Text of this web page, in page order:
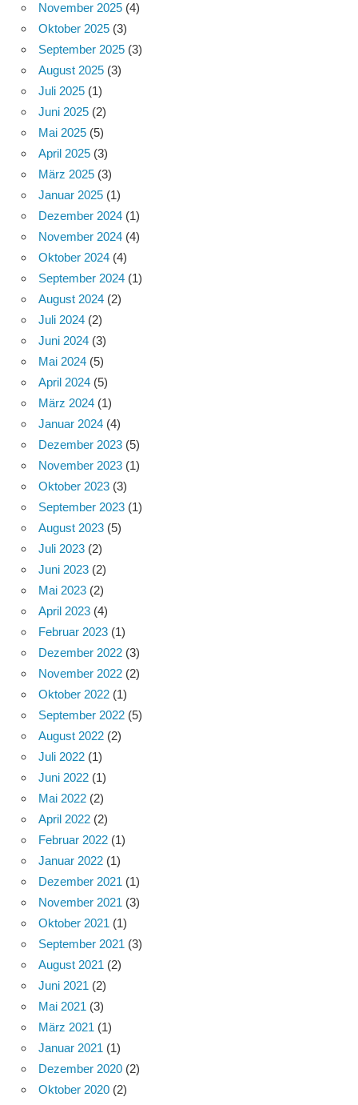
November 2025 (4)
Oktober 2025 (3)
September 2025 (3)
August 2025 (3)
Juli 2025 (1)
Juni 2025 (2)
Mai 2025 (5)
April 2025 (3)
März 2025 (3)
Januar 2025 (1)
Dezember 2024 (1)
November 2024 (4)
Oktober 2024 (4)
September 2024 (1)
August 2024 (2)
Juli 2024 (2)
Juni 2024 (3)
Mai 2024 (5)
April 2024 (5)
März 2024 (1)
Januar 2024 (4)
Dezember 2023 (5)
November 2023 (1)
Oktober 2023 (3)
September 2023 (1)
August 2023 (5)
Juli 2023 (2)
Juni 2023 (2)
Mai 2023 (2)
April 2023 (4)
Februar 2023 (1)
Dezember 2022 (3)
November 2022 (2)
Oktober 2022 (1)
September 2022 (5)
August 2022 (2)
Juli 2022 (1)
Juni 2022 (1)
Mai 2022 (2)
April 2022 (2)
Februar 2022 (1)
Januar 2022 (1)
Dezember 2021 (1)
November 2021 (3)
Oktober 2021 (1)
September 2021 (3)
August 2021 (2)
Juni 2021 (2)
Mai 2021 (3)
März 2021 (1)
Januar 2021 (1)
Dezember 2020 (2)
Oktober 2020 (2)